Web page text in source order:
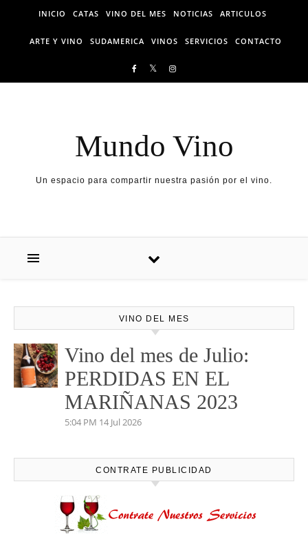
Skip to content
INICIO CATAS VINO DEL MES NOTICIAS ARTICULOS
ARTE Y VINO SUDAMERICA VINOS SERVICIOS CONTACTO
Mundo Vino
Un espacio para compartir nuestra pasión por el vino.
VINO DEL MES
Vino del mes de Julio:
PERDIDAS EN EL
MARIÑANAS 2023
5:04 PM 14 Jul 2026
CONTRATE PUBLICIDAD